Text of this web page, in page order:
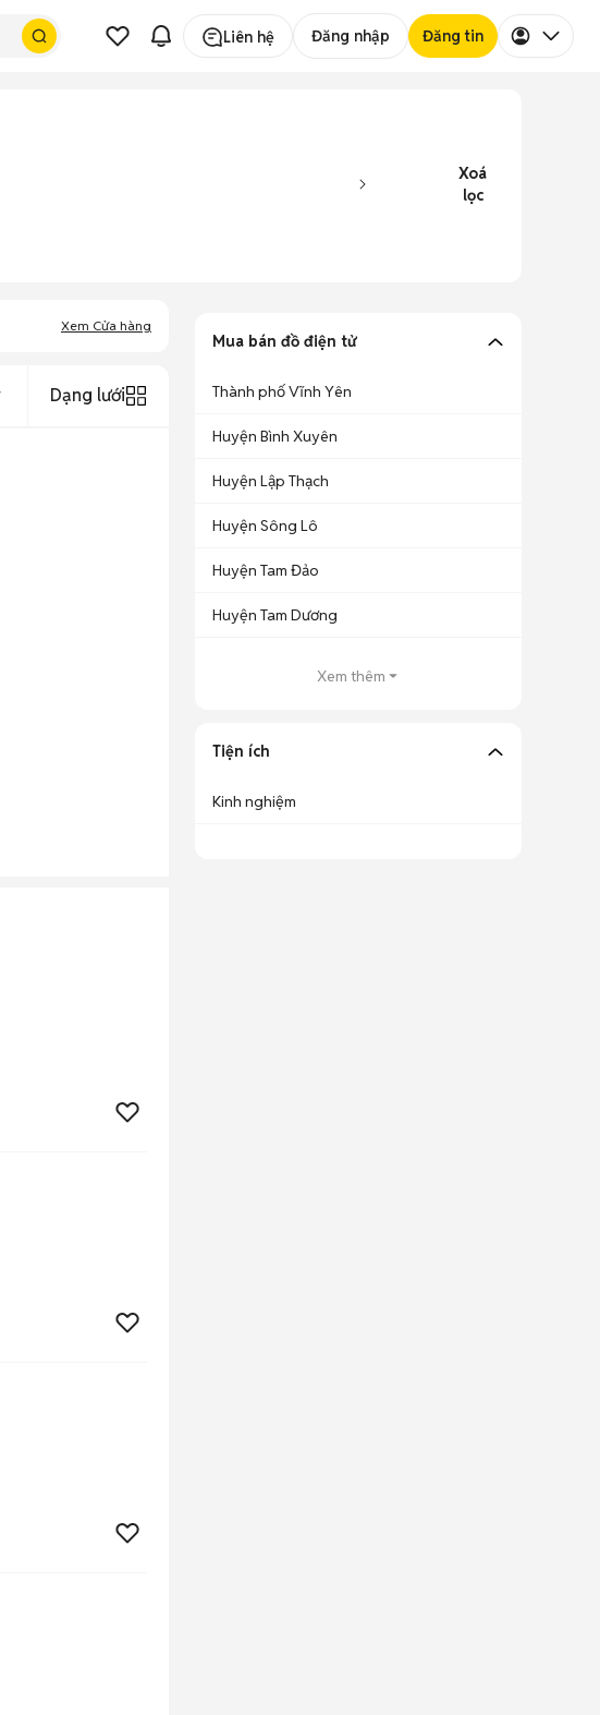
Liên hệ Đăng nhập Đăng tin
Xoá
lọc
Xem Cửa hàng
Dạng lưới
Mua bán đồ điện tử
Thành phố Vĩnh Yên
Huyện Bình Xuyên
Huyện Lập Thạch
Huyện Sông Lô
Huyện Tam Đảo
Huyện Tam Dương
Xem thêm
Tiện ích
Kinh nghiệm